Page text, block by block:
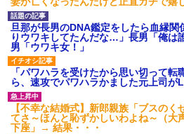
旦那が長男のDNA鑑定をしたら血縁関
りウワキしてたんだな…」長男「俺は
男「ウワキ女！」
「パワハラを受けたから思い切って転
ら、速攻でパワハラかました元上司が
【不幸な結婚式】新郎親族「ブスの
てさ～ほんと恥ずかしいわよね～（大
下座」→ 結果・・・